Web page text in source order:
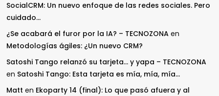
SocialCRM: Un nuevo enfoque de las redes sociales. Pero
cuidado…
¿Se acabará el furor por la IA? – TECNOZONA en
Metodologías ágiles: ¿Un nuevo CRM?
Satoshi Tango relanzó su tarjeta… y yapa – TECNOZONA
en Satoshi Tango: Esta tarjeta es mía, mía, mía…
Matt en Ekoparty 14 (final): Lo que pasó afuera y al